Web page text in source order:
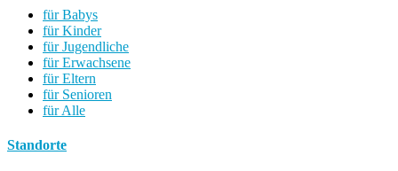
für Babys
für Kinder
für Jugendliche
für Erwachsene
für Eltern
für Senioren
für Alle
Standorte